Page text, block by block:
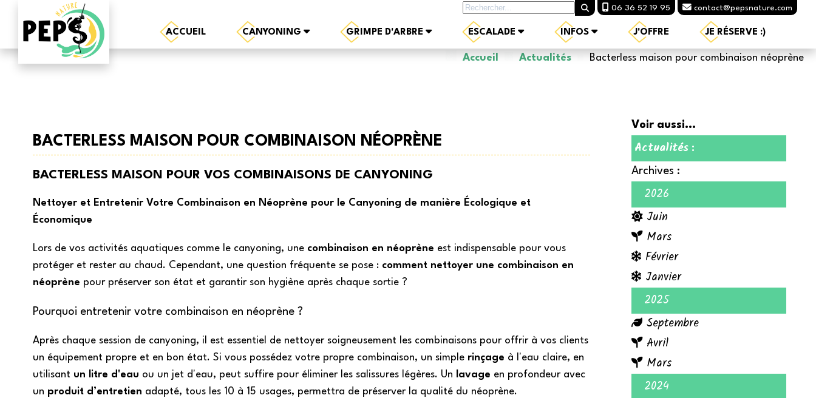
Rechercher sur le site 06 36 52 19 95 contact@pepsnature.com
ACCUEIL CANYONING GRIMPE D'ARBRE ESCALADE INFOS J'OFFRE JE RÉSERVE :)
Accueil Actualités Bacterless maison pour combinaison néoprène
BACTERLESS MAISON POUR COMBINAISON NÉOPRÈNE
BACTERLESS MAISON POUR VOS COMBINAISONS DE CANYONING
Nettoyer et Entretenir Votre Combinaison en Néoprène pour le Canyoning de manière Écologique et
Économique
Lors de vos activités aquatiques comme le canyoning, une combinaison en néoprène est indispensable pour vous
protéger et rester au chaud. Cependant, une question fréquente se pose : comment nettoyer une combinaison en
néoprène pour préserver son état et garantir son hygiène après chaque sortie ?
Pourquoi entretenir votre combinaison en néoprène ?
Après chaque session de canyoning, il est essentiel de nettoyer soigneusement les combinaisons pour offrir à vos clients
un équipement propre et en bon état. Si vous possédez votre propre combinaison, un simple rinçage à l'eau claire, en
utilisant un litre d'eau ou un jet d'eau, peut suffire pour éliminer les salissures légères. Un lavage en profondeur avec
un produit d’entretien adapté, tous les 10 à 15 usages, permettra de préserver la qualité du néoprène.
Voir aussi...
Actualités :
Archives :
2026
Juin
Mars
Février
Janvier
2025
Septembre
Avril
Mars
2024